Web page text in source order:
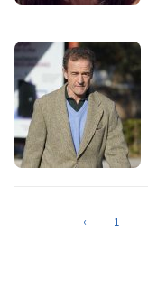
‹ 1